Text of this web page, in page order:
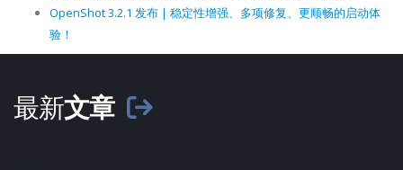
OpenShot 3.2.1 发布 | 稳定性增强、多项修复、更顺畅的启动体
验！
最新文章